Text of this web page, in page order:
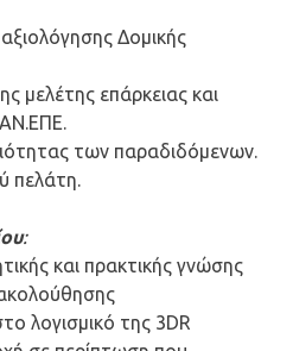
Δομικής
μελέτης επάρκειας και
των παραδιδόμενων.
πελάτη.
:
και πρακτικής γνώσης
λογισμικό της 3DR